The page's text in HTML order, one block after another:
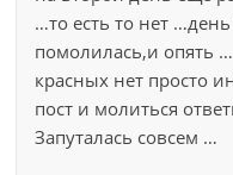
…то есть то нет
помолилась,и опять
красных нет просто
пост и молиться
Запуталась совсем …